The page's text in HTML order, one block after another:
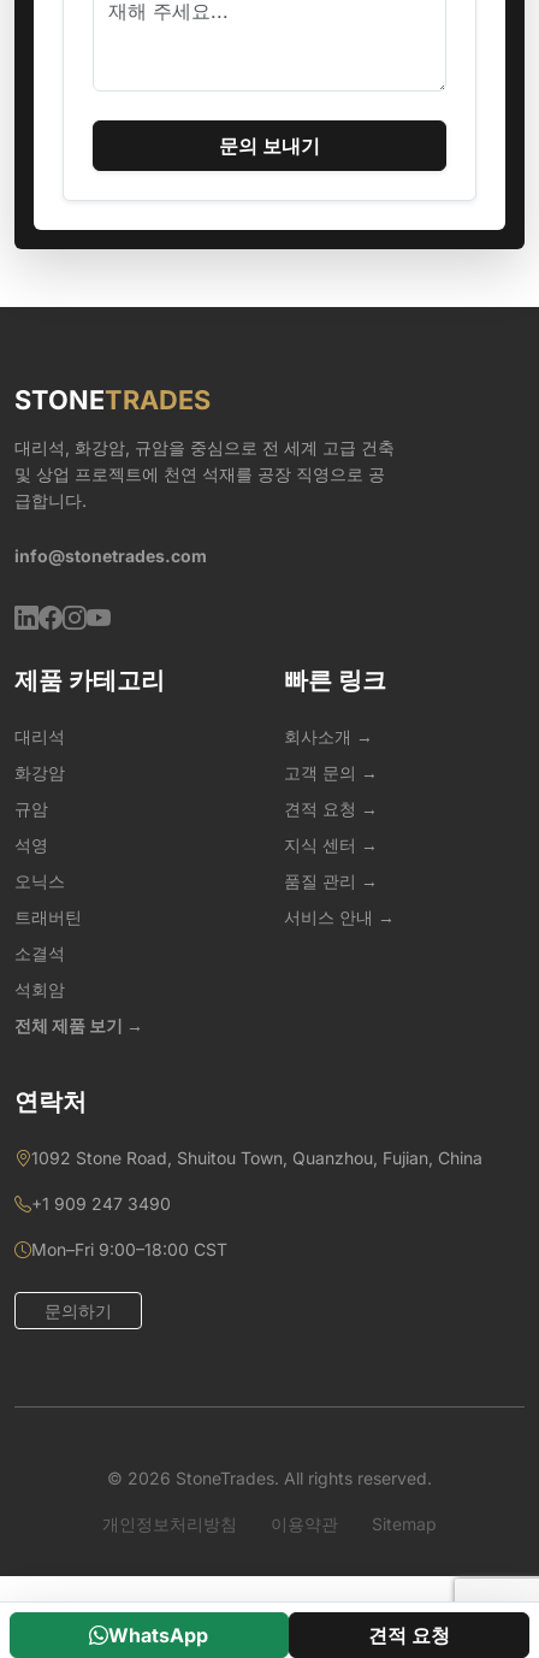
문의 보내기
WhatsApp 견적 요청
STONETRADES
대리석, 화강암, 규암을 중심으로 전 세계 고급 건축
및 상업 프로젝트에 천연 석재를 공장 직영으로 공
급합니다.
info@stonetrades.com
제품 카테고리
대리석
화강암
규암
석영
오닉스
트래버틴
소결석
석회암
전체 제품 보기 →
빠른 링크
회사소개 →
고객 문의 →
견적 요청 →
지식 센터 →
품질 관리 →
서비스 안내 →
연락처
1092 Stone Road, Shuitou Town, Quanzhou, Fujian, China
+1 909 247 3490
Mon–Fri 9:00–18:00 CST
문의하기
© 2026 StoneTrades. All rights reserved.
개인정보처리방침 이용약관 Sitemap